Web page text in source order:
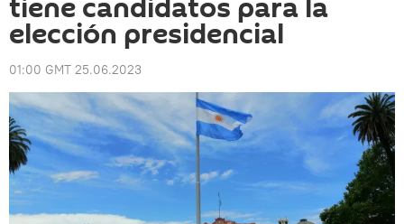
tiene candidatos para la
elección presidencial
01:00 GMT 25.06.2023